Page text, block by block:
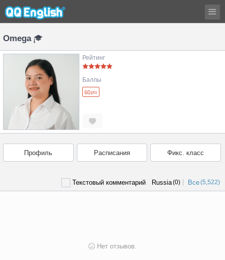
Omega
Рейтинг
Баллы
60pts
Профиль Расписания Фикс. класс
Текстовый комментарий Russia(0) Все(5,522)
Нет отзывов.